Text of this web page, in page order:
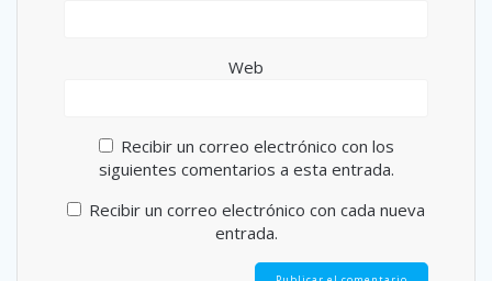
Web
Recibir un correo electrónico con los
siguientes comentarios a esta entrada.
Recibir un correo electrónico con cada nueva
entrada.